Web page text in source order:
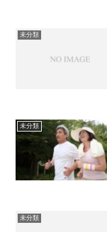
未分類
未分類
未分類